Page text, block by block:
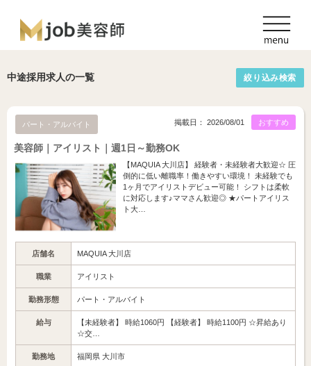
中途採用求人の一覧 絞り込み検索
パート・アルバイト おすすめ
掲載日： 2026/08/01
美容師｜アイリスト｜週1日～勤務OK
【MAQUIA 大川店】 経験者・未経験者大歓迎☆ 圧
倒的に低い離職率！働きやすい環境！ 未経験でも
1ヶ月でアイリストデビュー可能！ シフトは柔軟
に対応します♪ママさん歓迎◎ ★パートアイリス
ト大…
店舗名 MAQUIA 大川店
職業 アイリスト
勤務形態 パート・アルバイト
給与
【未経験者】 時給1060円 【経験者】 時給1100円 ☆昇給あり
☆交…
勤務地 福岡県 大川市